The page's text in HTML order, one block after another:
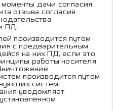
дачи согласия
отзыва согласия
ПД.
производится путем
с предварительным
на них ПД, если это
работы носителя
производится путем
систем.
уведомляет